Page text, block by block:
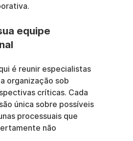
equipe
é reunir especialistas
organização sob
críticas. Cada
única sobre possíveis
processuais que
não